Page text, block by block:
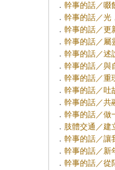
． 幹事的話／啜
． 幹事的話／光
． 幹事的話／更
． 幹事的話／屬
． 幹事的話／述
． 幹事的話／與
． 幹事的話／重
． 幹事的話／吐
． 幹事的話／共
． 幹事的話／做
． 肢體交通／
． 幹事的話／讓
． 幹事的話／新
． 幹事的話／從